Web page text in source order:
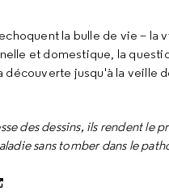
la bulle de vie – la
et domestique, la
découverte jusqu'à la veille
des dessins, ils rendent le
sans tomber dans le